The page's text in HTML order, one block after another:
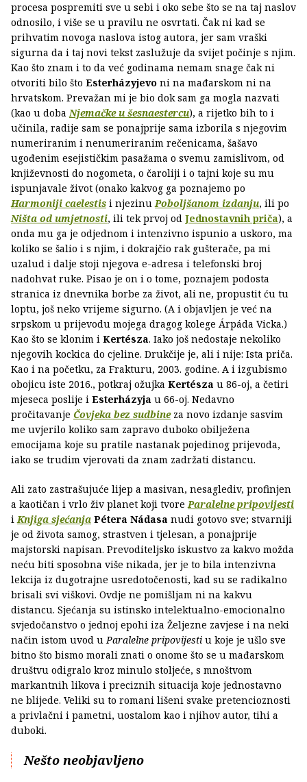
procesa pospremiti sve u sebi i oko sebe što se na taj naslov
odnosilo, i više se u pravilu ne osvrtati. Čak ni kad se
prihvatim novoga naslova istog autora, jer sam vraški
sigurna da i taj novi tekst zaslužuje da svijet počinje s njim.
Kao što znam i to da već godinama nemam snage čak ni
otvoriti bilo što Esterházyjevo ni na mađarskom ni na
hrvatskom. Prevažan mi je bio dok sam ga mogla nazvati
(kao u dobaNjemačke u šesnaestercu), a rijetko bih to i
učinila, radije sam se ponajprije sama izborila s njegovim
numeriranim i nenumeriranim rečenicama, šašavo
ugođenim esejističkim pasažama o svemu zamislivom, od
književnosti do nogometa, o čaroliji i o tajni koje su mu
ispunjavale život (onako kakvog ga poznajemo po
Harmoniji caelestis i njezinuPoboljšanom izdanju, ili po
Ništa od umjetnosti, ili tek prvoj od Jednostavnih priča), a
onda mu ga je odjednom i intenzivno ispunio a uskoro, ma
koliko se šalio i s njim, i dokrajčio rak gušterače, pa mi
uzalud i dalje stoji njegova e-adresa i telefonski broj
nadohvat ruke. Pisao je on i o tome, poznajem podosta
stranica iz dnevnika borbe za život, ali ne, propustit ću tu
loptu, još neko vrijeme sigurno. (A i objavljen je već na
srpskom u prijevodu mojega dragog kolege Árpáda Vicka.)
Kao što se klonim i Kertésza. Iako još nedostaje nekoliko
njegovih kockica do cjeline. Drukčije je, ali i nije: Ista priča.
Kao i na početku, za Frakturu, 2003. godine. A i izgubismo
obojicu iste 2016., potkraj ožujka Kertésza u 86-oj, a četiri
mjeseca poslije i Esterházyja u 66-oj. Nedavno
pročitavanje Čovjeka bez sudbineza novo izdanje sasvim
me uvjerilo koliko sam zapravo duboko obilježena
emocijama koje su pratile nastanak pojedinog prijevoda,
iako se trudim vjerovati da znam zadržati distancu.
Ali zato zastrašujuće lijep a masivan, nesaglediv, profinjen
a kaotičan i vrlo živ planet koji tvoreParalelne pripovijesti
iKnjiga sjećanja Pétera Nádasa nudi gotovo sve; stvarniji
je od života samog, strastven i tjelesan, a ponajprije
majstorski napisan. Prevoditeljsko iskustvo za kakvo možda
neću biti sposobna više nikada, jer je to bila intenzivna
lekcija iz dugotrajne usredotočenosti, kad su se radikalno
brisali svi viškovi. Ovdje ne pomišljam ni na kakvu
distancu. Sjećanja su istinsko intelektualno-emocionalno
svjedočanstvo o jednoj epohi iza Željezne zavjese i na neki
način istom uvod uParalelne pripovijesti u koje je ušlo sve
bitno što bismo morali znati o onome što se u mađarskom
društvu odigralo kroz minulo stoljeće, s mnoštvom
markantnih likova i preciznih situacija koje jednostavno
ne blijede. Veliki su to romani lišeni svake pretencioznosti
a privlačni i pametni, uostalom kao i njihov autor, tihi a
duboki.
Nešto neobjavljeno